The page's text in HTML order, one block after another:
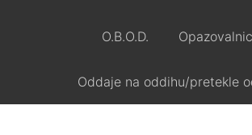
O.B.O.D.
Oddaje na oddihu/pretekle